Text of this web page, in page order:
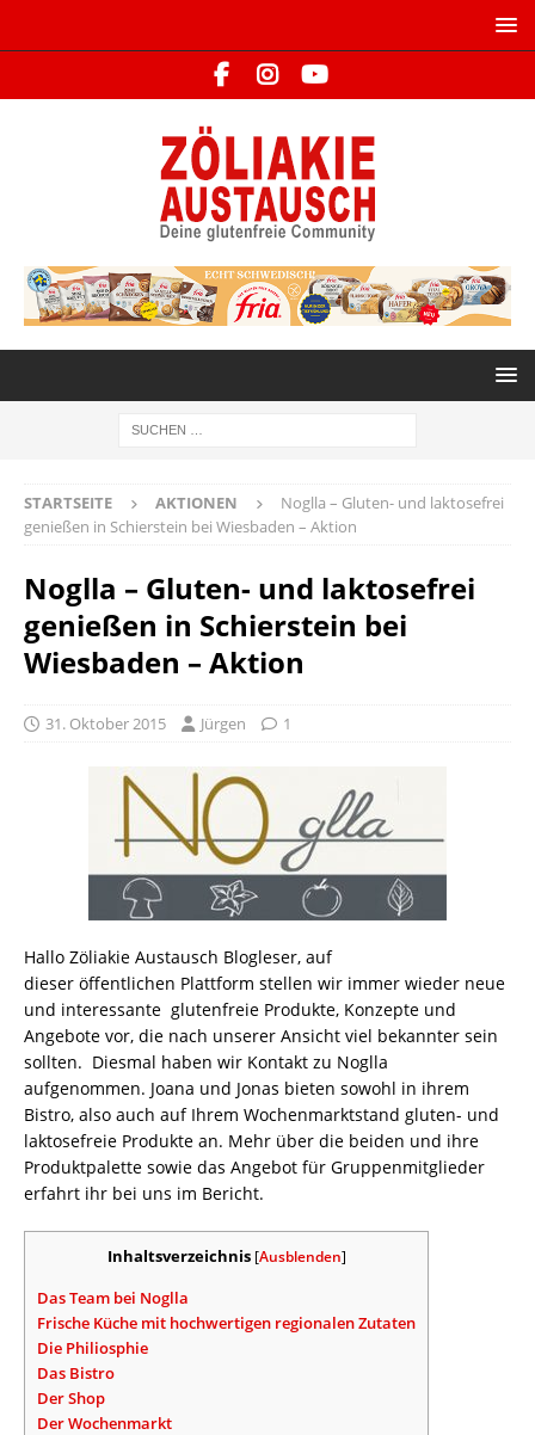
STARTSEITE AKTIONEN
Noglla – Gluten- und laktosefrei
genießen in Schierstein bei Wiesbaden – Aktion
Noglla – Gluten- und laktosefrei
genießen in Schierstein bei
Wiesbaden – Aktion
31. Oktober 2015 Jürgen 1
Hallo Zöliakie Austausch Blogleser, auf
dieser öffentlichen Plattform stellen wir immer wieder neue
und interessante glutenfreie Produkte, Konzepte und
Angebote vor, die nach unserer Ansicht viel bekannter sein
sollten. Diesmal haben wir Kontakt zu Noglla
aufgenommen. Joana und Jonas bieten sowohl in ihrem
Bistro, also auch auf Ihrem Wochenmarktstand gluten- und
laktosefreie Produkte an. Mehr über die beiden und ihre
Produktpalette sowie das Angebot für Gruppenmitglieder
erfahrt ihr bei uns im Bericht.
Inhaltsverzeichnis [Ausblenden]
Das Team bei Noglla
Frische Küche mit hochwertigen regionalen Zutaten
Die Philiosphie
Das Bistro
Der Shop
Der Wochenmarkt